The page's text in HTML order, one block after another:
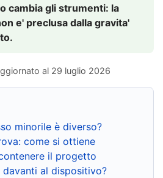
cambia gli strumenti: la
e' preclusa dalla gravita'
al 29 luglio 2026
minorile è diverso?
come si ottiene
il progetto
davanti al dispositivo?